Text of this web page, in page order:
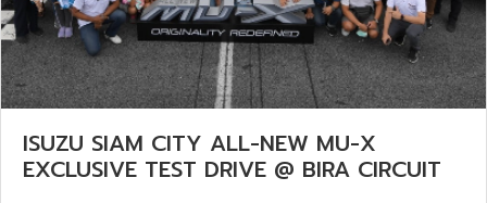
ISUZU SIAM CITY ALL-NEW MU-X
EXCLUSIVE TEST DRIVE @ BIRA CIRCUIT